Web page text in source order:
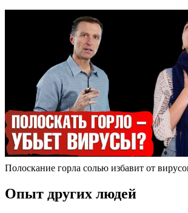
Полоскание горла солью избавит от
Опыт других людей